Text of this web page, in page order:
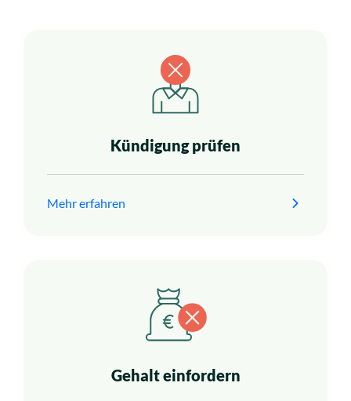
Kündigung prüfen
Mehr erfahren
Gehalt einfordern